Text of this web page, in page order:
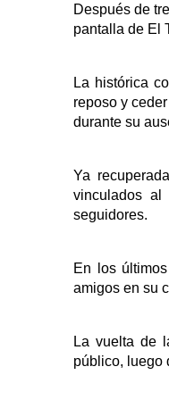
Después de
pantalla de El
La histórica
reposo y
durante su
Ya
vinculados al
seguidores.
En los
amigos en su
La vuelta de
público, luego